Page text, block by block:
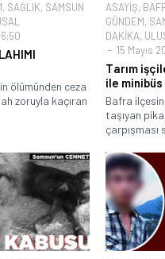
, SAĞLIK, SAMSUN
ölümünden ceza
zoruyla kaçıran
ASAYİŞ,
GÜNDEM,
DAKİKA,
15 Mayıs
Tarım
ile minibüs
Bafra
taşıyan
çarpışması